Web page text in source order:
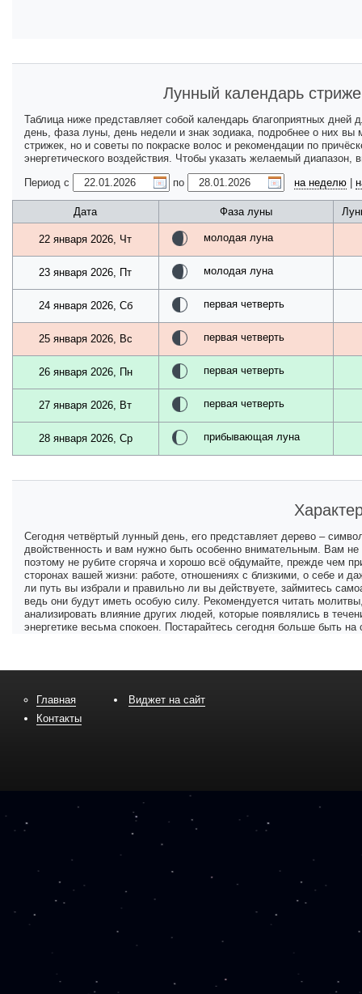
Лунный календарь
Таблица ниже представляет собой календарь благоприятных
день, фаза луны, день недели и знак зодиака, подробнее о них вы
стрижек, но и советы по покраске волос и рекомендации по
энергетического воздействия. Чтобы указать желаемый
Период с
по на неделю
Дата Фаза луны
22 января 2026, Чт молодая луна
23 января 2026, Пт молодая луна
24 января 2026, Сб первая четверть
25 января 2026, Вс первая четверть
26 января 2026, Пн первая четверть
27 января 2026, Вт первая четверть
28 января 2026, Ср прибывающая луна
Сегодня четвёртый лунный день, его представляет дерево –
двойственность и вам нужно быть особенно внимательным. Вам
поэтому не рубите сгоряча и хорошо всё обдумайте, прежде чем
сторонах вашей жизни: работе, отношениях с близкими, о себе и
ли путь вы избрали и правильно ли вы действуете, займитесь
ведь они будут иметь особую силу. Рекомендуется читать
анализировать влияние других людей, которые появлялись в
энергетике весьма спокоен. Постарайтесь сегодня больше быть
Главная
Контакты
Виджет на сайт